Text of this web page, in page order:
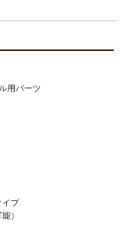
用パーツ
イプ
）